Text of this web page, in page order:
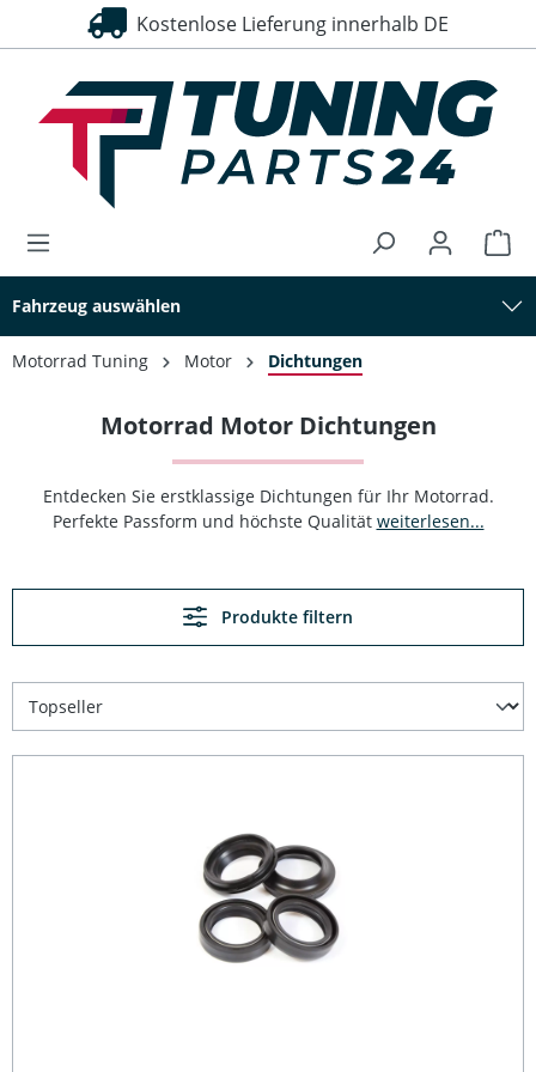
springen Kostenlose Lieferung innerhalb DE
Fahrzeug auswählen
Motorrad Tuning Motor Dichtungen
Motorrad Motor Dichtungen
Entdecken Sie erstklassige Dichtungen für Ihr Motorrad.
Perfekte Passform und höchste Qualität weiterlesen...
Produkte filtern